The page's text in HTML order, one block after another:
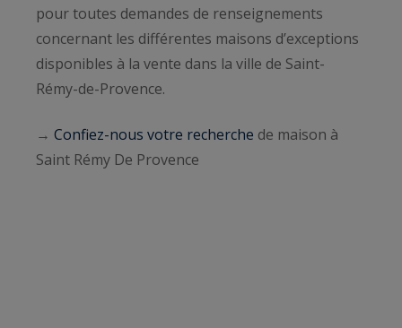
pour toutes demandes de renseignements
concernant les différentes maisons d’exceptions
disponibles à la vente dans la ville de Saint-
Rémy-de-Provence.
→ Confiez-nous votre recherche de maison à
Saint Rémy De Provence